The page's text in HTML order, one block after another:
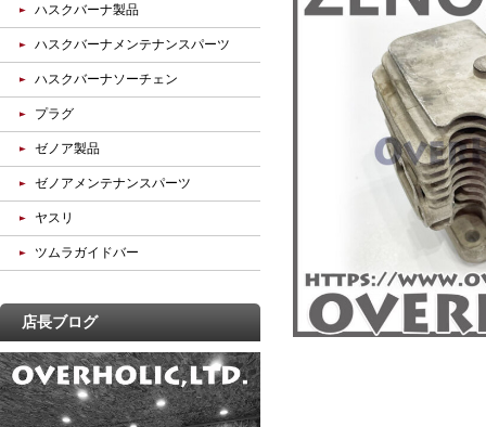
ハスクバーナ製品
ハスクバーナメンテナンスパーツ
ハスクバーナソーチェン
プラグ
ゼノア製品
ゼノアメンテナンスパーツ
ヤスリ
ツムラガイドバー
店長ブログ